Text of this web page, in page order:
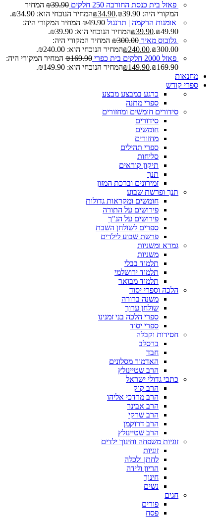
פאזל בית כנסת החורבה 250 חלקים ₪39.90
המחיר
המקורי היה: ₪39.90.
₪34.90
המחיר הנוכחי הוא: ₪34.90.
אומנות הרקמה | תרנגול
₪49.90
המחיר המקורי היה:
₪49.90.
₪39.90
המחיר הנוכחי הוא: ₪39.90.
גלובוס מאיר
₪300.00
המחיר המקורי היה:
₪300.00.
₪240.00
המחיר הנוכחי הוא: ₪240.00.
פאזל 2000 חלקים בית כפרי
₪169.90
המחיר המקורי היה:
₪169.90.
₪149.90
המחיר הנוכחי הוא: ₪149.90.
מחנאות
ספרי קודש
כרגע במבצע מבצע
ספרי מתנה
סידורים חומשים ומחזורים
סידורים
חומשים
מחזורים
ספרי תהילים
סליחות
תיקון קוראים
תנך
זמירונים וברכת המזון
תנך ופרשת שבוע
חומשים ומקראות גדולות
פירושים על התורה
פירושים על הנ"ך
ספרים לשולחן השבת
פרשת שבוע לילדים
גמרא ומשניות
משניות
תלמוד בבלי
תלמוד ירושלמי
תלמוד מבואר
הלכה וספרי יסוד
משנה ברורה
שולחן ערוך
ספרי הלכה בני זמנינו
ספרי יסוד
חסידות וקבלה
ברסלב
חבד
האדמור מסלונים
הרב שטיינזלץ
כתבי גדולי ישראל
הרב קוק
הרב מרדכי אליהו
הרב אבינר
הרב שרקי
הרב דרוקמן
הרב שטיינזלץ
זוגיות משפחה וחינוך ילדים
זוגיות
לחתן ולכלה
הריון ולידה
חינוך
נשים
חגים
פורים
פסח